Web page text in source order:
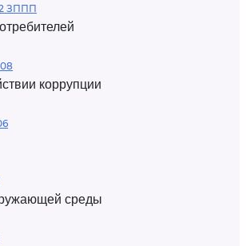
ЗППП
коррупции
среды